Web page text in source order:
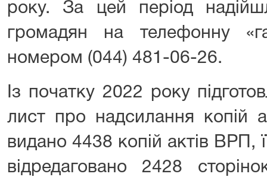
року. За цей період
громадян на телефонну
номером (044) 481-06-26.
Із початку 2022 року
лист про надсилання копій
видано 4438 копій актів ВРП,
відредаговано 2428